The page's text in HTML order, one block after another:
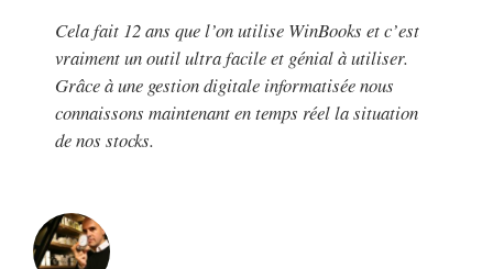
Cela fait 12 ans que l’on utilise WinBooks et c’est
vraiment un outil ultra facile et génial à utiliser.
Grâce à une gestion digitale informatisée nous
connaissons maintenant en temps réel la situation
de nos stocks.